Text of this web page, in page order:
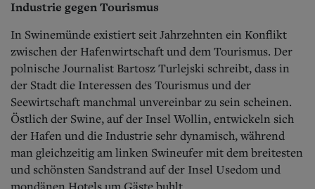
Industrie gegen Tourismus
In Swinemünde existiert seit Jahrzehnten ein Konflikt
zwischen der Hafenwirtschaft und dem Tourismus. Der
polnische Journalist Bartosz Turlejski schreibt, dass in
der Stadt die Interessen des Tourismus und der
Seewirtschaft manchmal unvereinbar zu sein scheinen.
Östlich der Swine, auf der Insel Wollin, entwickeln sich
der Hafen und die Industrie sehr dynamisch, während
man gleichzeitig am linken Swineufer mit dem breitesten
und schönsten Sandstrand auf der Insel Usedom und